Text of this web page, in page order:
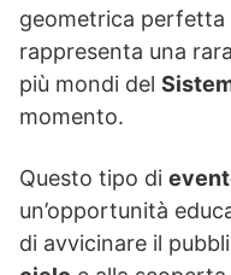
geometrica perfetta
rappresenta una
più mondi del
momento.
Questo tipo di
un’opportunità
di avvicinare il